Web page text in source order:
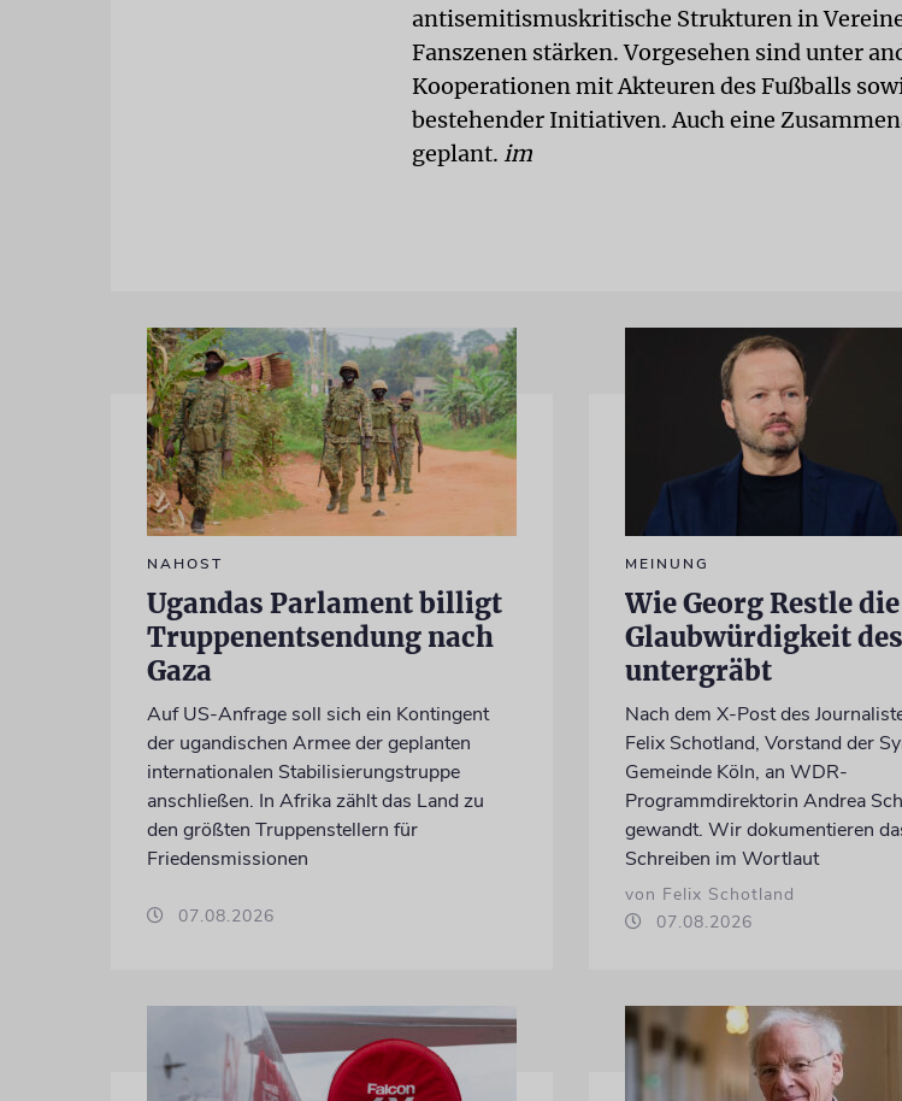
antisemitismuskritische Strukturen in
Fanszenen stärken. Vorgesehen sind unter
Kooperationen mit Akteuren des Fußballs
bestehender Initiativen. Auch eine
geplant. im
NAHOST
Ugandas Parlament billigt
Truppenentsendung nach
Gaza
Auf US-Anfrage soll sich ein Kontingent
der ugandischen Armee der geplanten
internationalen Stabilisierungstruppe
anschließen. In Afrika zählt das Land zu
den größten Truppenstellern für
Friedensmissionen
07.08.2026
MEINUNG
Wie Georg Restle die
Glaubwürdigkeit des
untergräbt
Nach dem X-Post des
Felix Schotland, Vorstand der
Gemeinde Köln, an WDR-
Programmdirektorin Andrea
gewandt. Wir dokumentieren
Schreiben im Wortlaut
von Felix Schotland
07.08.2026